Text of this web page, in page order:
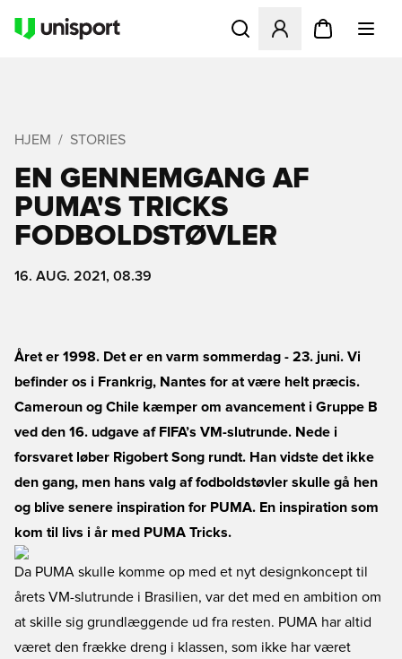
Åbner en Modal til at
HJEM STORIES
EN GENNEMGANG AF
PUMA'S TRICKS
FODBOLDSTØVLER
16. AUG. 2021, 08.39
Året er 1998. Det er en varm sommerdag - 23. juni. Vi
befinder os i Frankrig, Nantes for at være helt præcis.
Cameroun og Chile kæmper om avancement i Gruppe B
ved den 16. udgave af FIFA’s VM-slutrunde. Nede i
forsvaret løber Rigobert Song rundt. Han vidste det ikke
den gang, men hans valg af fodboldstøvler skulle gå hen
og blive senere inspiration for PUMA. En inspiration som
kom til livs i år med PUMA Tricks.
Da PUMA skulle komme op med et nyt designkoncept til
årets VM-slutrunde i Brasilien, var det med en ambition om
at skille sig grundlæggende ud fra resten. PUMA har altid
været den frække dreng i klassen, som ikke har været